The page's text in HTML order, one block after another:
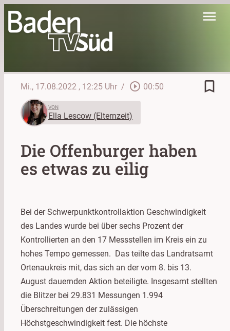
menu
Mi., 17.08.2022 , 12:25 Uhr / play_circle_outline 00:50 bookmark_border
VON
Ella Lescow (Elternzeit)
Die Offenburger haben
es etwas zu eilig
Bei der Schwerpunktkontrollaktion Geschwindigkeit
des Landes wurde bei über sechs Prozent der
Kontrollierten an den 17 Messstellen im Kreis ein zu
hohes Tempo gemessen. Das teilte das Landratsamt
Ortenaukreis mit, das sich an der vom 8. bis 13.
August dauernden Aktion beteiligte. Insgesamt stellten
die Blitzer bei 29.831 Messungen 1.994
Überschreitungen der zulässigen
Höchstgeschwindigkeit fest. Die höchste